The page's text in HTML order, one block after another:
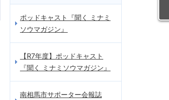
ポッドキャスト『聞く ミナミ
ソウマガジン』
【R7年度】ポッドキャスト
『聞く ミナミソウマガジン』
南相馬市サポーター会報誌